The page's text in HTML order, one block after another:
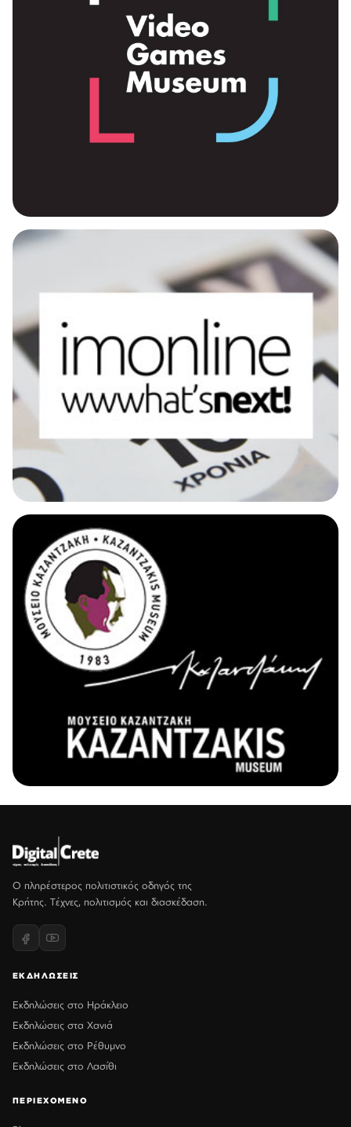
Ο πληρέστερος πολιτιστικός οδηγός της
Κρήτης. Τέχνες, πολιτισμός και διασκέδαση.
ΕΚΔΗΛΩΣΕΙΣ
Εκδηλώσεις στο Ηράκλειο
Εκδηλώσεις στα Χανιά
Εκδηλώσεις στο Ρέθυμνο
Εκδηλώσεις στο Λασίθι
ΠΕΡΙΕΧΟΜΕΝΟ